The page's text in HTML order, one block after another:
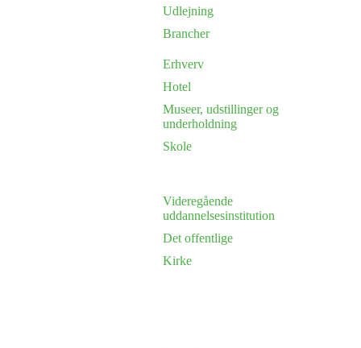
Udlejning
Brancher
Erhverv
Hotel
Museer, udstillinger og
underholdning
Skole
Videregående
uddannelsesinstitution
Det offentlige
Kirke